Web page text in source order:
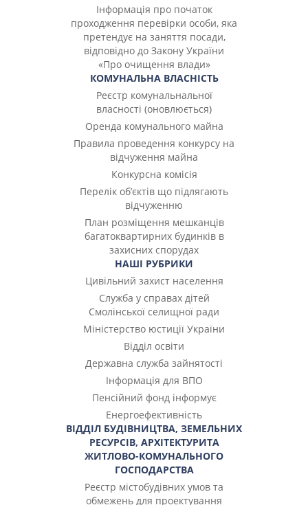
Інформація про початок
проходження перевірки особи, яка
претендує на заняття посади,
відповідно до Закону України
«Про очищення влади»
КОМУНАЛЬНА ВЛАСНІСТЬ
Реєстр комунальнальної
власності (оновлюється)
Оренда комунального майна
Правила проведення конкурсу на
відчуження майна
Конкурсна комісія
Перелік об’єктів що підлягають
відчуженню
План розміщення мешканців
багатоквартирних будинків в
захисних спорудах
НАШІ РУБРИКИ
Цивільний захист населення
Служба у справах дітей
Смолінської селищної ради
Міністерство юстиції України
Відділ освіти
Державна служба зайнятості
Інформація для ВПО
Пенсійний фонд інформує
Енергоефективність
ВІДДІЛ БУДІВНИЦТВА, ЗЕМЕЛЬНИХ
РЕСУРСІВ, АРХІТЕКТУРИТА
ЖИТЛОВО-КОМУНАЛЬНОГО
ГОСПОДАРСТВА
Реєстр містобудівних умов та
обмежень для проектування